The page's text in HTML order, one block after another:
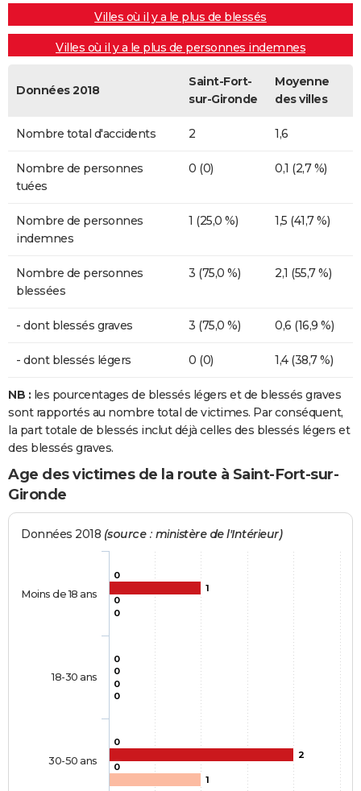
Villes où il y a le plus de blessés
Villes où il y a le plus de personnes indemnes
Données 2018
Saint-Fort-
sur-Gironde
Moyenne
des villes
Nombre total d'accidents 2 1,6
Nombre de personnes
tuées
0 (0) 0,1 (2,7 %)
Nombre de personnes
indemnes
1 (25,0 %) 1,5 (41,7 %)
Nombre de personnes
blessées
3 (75,0 %) 2,1 (55,7 %)
- dont blessés graves 3 (75,0 %) 0,6 (16,9 %)
- dont blessés légers 0 (0) 1,4 (38,7 %)
NB : les pourcentages de blessés légers et de blessés graves
sont rapportés au nombre total de victimes. Par conséquent,
la part totale de blessés inclut déjà celles des blessés légers et
des blessés graves.
Age des victimes de la route à Saint-Fort-sur-
Gironde
Données 2018 (source : ministère de l'Intérieur)
0
0
0
1
0
2
0
0
0
0
0
1
Moins de 18 ans
18-30 ans
30-50 ans